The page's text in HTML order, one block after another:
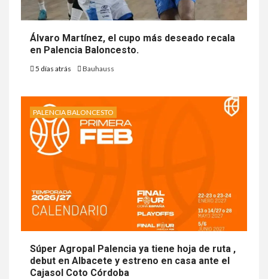
Álvaro Martínez, el cupo más deseado recala
en Palencia Baloncesto.
5 días atrás Bauhauss
PALENCIA BALONCESTO
Súper Agropal Palencia ya tiene hoja de ruta ,
debut en Albacete y estreno en casa ante el
Cajasol Coto Córdoba